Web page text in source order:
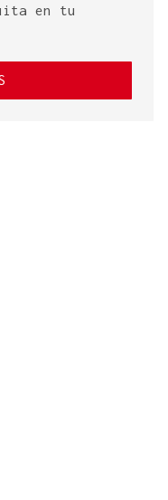
en tu